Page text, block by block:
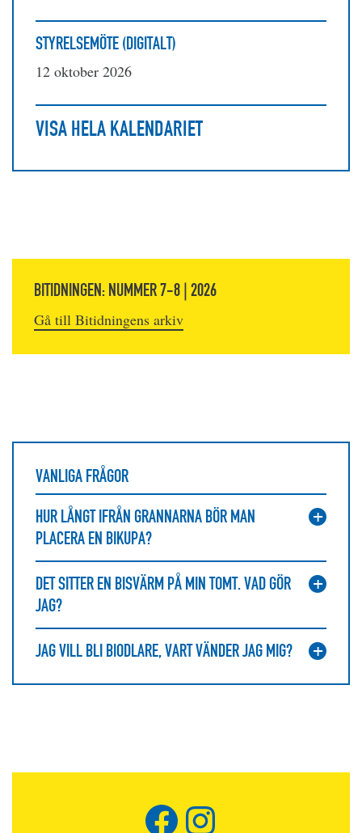
STYRELSEMÖTE (DIGITALT)
12 oktober 2026
VISA HELA KALENDARIET
BITIDNINGEN: NUMMER 7-8 | 2026
Gå till Bitidningens arkiv
VANLIGA FRÅGOR
HUR LÅNGT IFRÅN GRANNARNA BÖR MAN
PLACERA EN BIKUPA?
DET SITTER EN BISVÄRM PÅ MIN TOMT. VAD GÖR
JAG?
JAG VILL BLI BIODLARE, VART VÄNDER JAG MIG?
Facebook
Instagram